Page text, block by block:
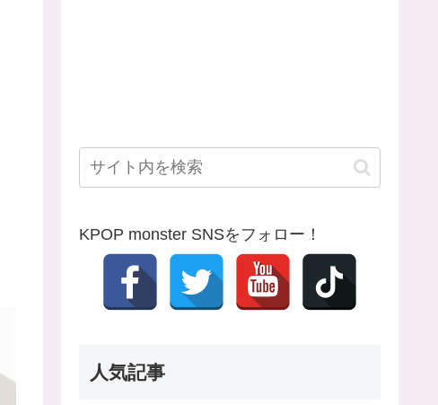
KPOP monster SNSをフォロー！
人気記事